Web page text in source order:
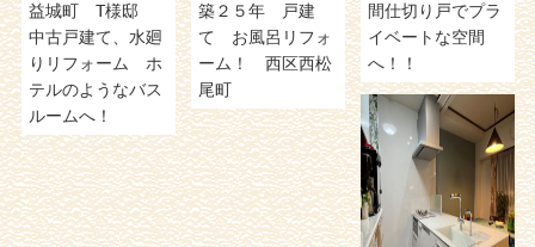
益城町 T様邸
中古戸建て、水廻
りリフォーム ホ
テルのようなバス
ルームへ！
築２５年 戸建
て お風呂リフォ
ーム！ 西区西松
尾町
間仕切り戸でプラ
イベートな空間
へ！！